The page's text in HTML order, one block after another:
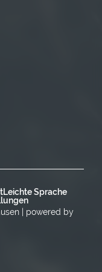
Leichte Sprache
| powered by